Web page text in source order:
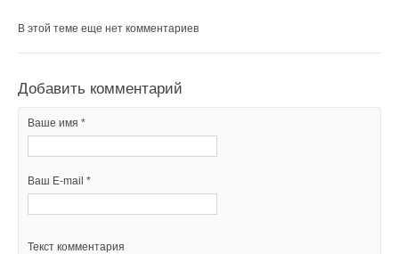
В этой теме еще нет комментариев
Добавить комментарий
Ваше имя *
Ваш E-mail *
Текст комментария